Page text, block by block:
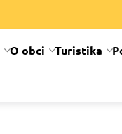
O obci Turistika